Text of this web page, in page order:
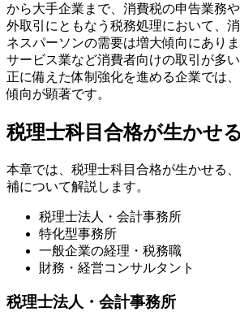
から大手企業まで、消費税の申告業務
外取引にともなう税務処理において、
ネスパーソンの需要は増大傾向にあり
サービス業など消費者向けの取引が多
正に備えた体制強化を進める企業では
傾向が顕著です。
税理士科目合格が生かせ
本章では、税理士科目合格が生かせる
補について解説します。
税理士法人・会計事務所
特化型事務所
一般企業の経理・税務職
財務・経営コンサルタント
税理士法人・会計事務所